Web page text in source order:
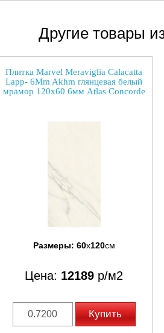
Другие товары
Плитка Marvel Meraviglia Calacatta
Lapp- 6Mm Akhm глянцевая белый
мрамор 120x60 6мм Atlas Concorde
Размеры: 60x120см
Цена: 12189 р/м2
Купить